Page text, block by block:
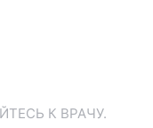
К ВРАЧУ.